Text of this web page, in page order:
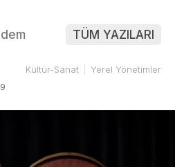
TÜM YAZILARI
Kültür-Sanat Yerel Yönetimler